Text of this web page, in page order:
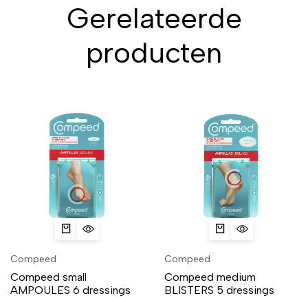
Gerelateerde
producten
Compeed
Compeed small
AMPOULES 6 dressings
Compeed
Compeed medium
BLISTERS 5 dressings